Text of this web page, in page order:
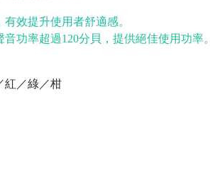
效提升使用者舒適感。
功率超過120分貝，提供絕佳使用功率。
紅／綠／柑